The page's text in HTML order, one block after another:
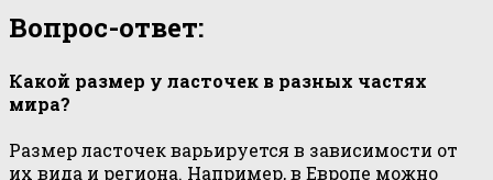
Вопрос-ответ:
Какой размер у ласточек в разных частях
мира?
Размер ласточек варьируется в зависимости от
их вида и региона. Например, в Европе можно